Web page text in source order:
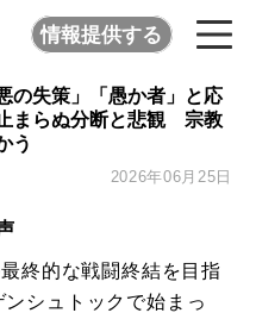
情報提供する
の失策」「愚か者」と応
まらぬ分断と悲観 宗教
う
2026年06月25日
終的な戦闘終結を目指
シュトックで始まっ